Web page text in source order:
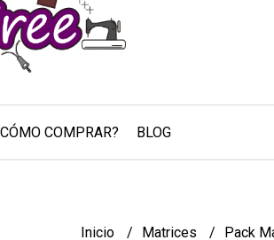
CÓMO COMPRAR? BLOG
Inicio Matrices Pack